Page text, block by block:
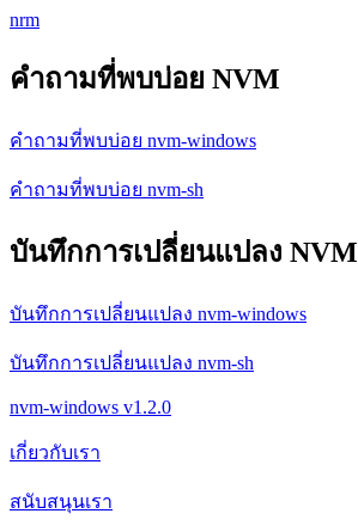
nrm
คำถามที่พบบ่อย NVM
คำถามที่พบบ่อย nvm-windows
คำถามที่พบบ่อย nvm-sh
บันทึกการเปลี่ยนแปลง NVM
บันทึกการเปลี่ยนแปลง nvm-windows
บันทึกการเปลี่ยนแปลง nvm-sh
nvm-windows v1.2.0
เกี่ยวกับเรา
สนับสนุนเรา